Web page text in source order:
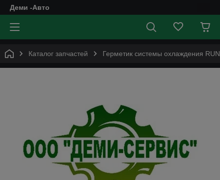
Деми -Авто
Каталог запчастей Герметик системы охлаждения